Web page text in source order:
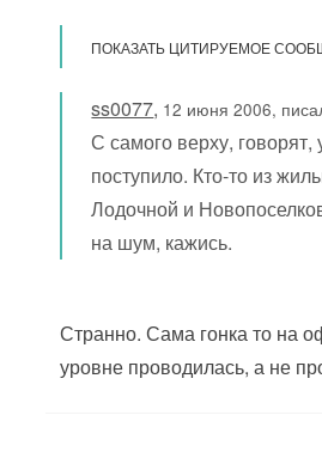
ПОКАЗАТЬ ЦИТИРУЕМОЕ
ss0077, 12 июня 2006,
С самого верху, говорят,
поступило. Кто-то из
Лодочной и
на шум, кажись.
Странно. Сама гонка то на
уровне проводилась, а не